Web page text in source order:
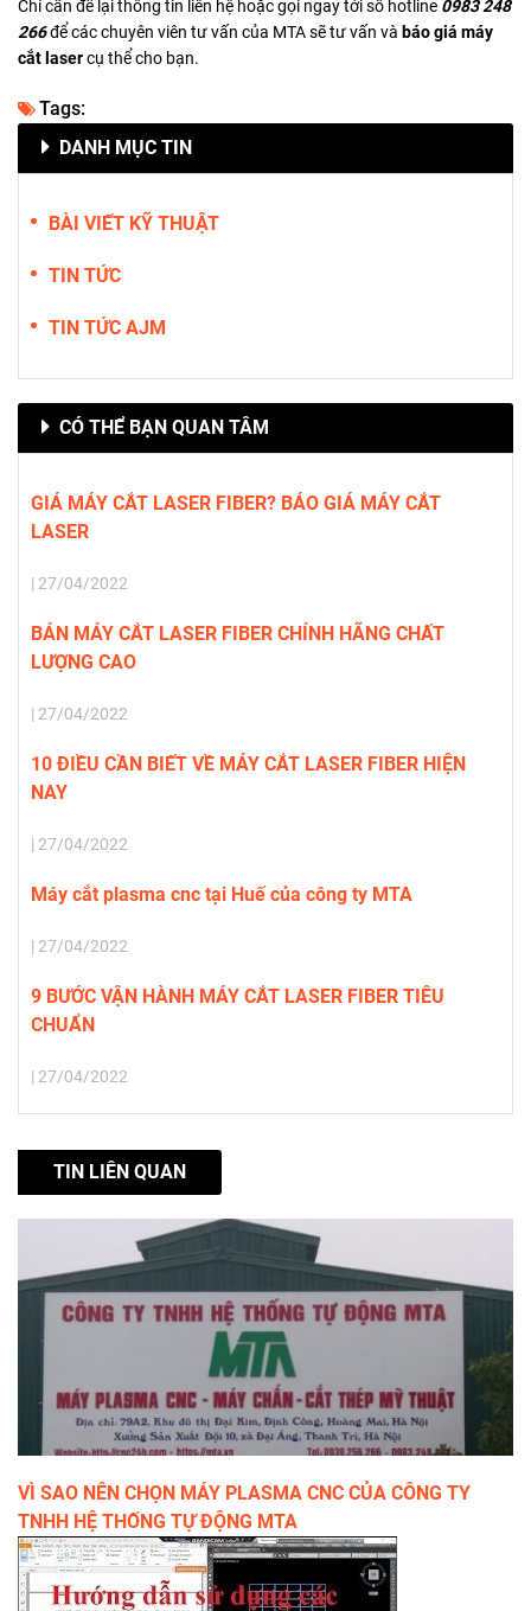
Chỉ cần để lại thông tin liên hệ hoặc gọi ngay tới số hotline 0983 248
266để các chuyên viên tư vấn của MTA sẽ tư vấn và báo giá máy
cắt lasercụ thể cho bạn.
Tags:
DANH MỤC TIN
BÀI VIẾT KỸ THUẬT
TIN TỨC
TIN TỨC AJM
CÓ THỂ BẠN QUAN TÂM
GIÁ MÁY CẮT LASER FIBER? BÁO GIÁ MÁY CẮT
LASER
| 27/04/2022
BÁN MÁY CẮT LASER FIBER CHÍNH HÃNG CHẤT
LƯỢNG CAO
| 27/04/2022
10 ĐIỀU CẦN BIẾT VỀ MÁY CẮT LASER FIBER HIỆN
NAY
| 27/04/2022
Máy cắt plasma cnc tại Huế của công ty MTA
| 27/04/2022
9 BƯỚC VẬN HÀNH MÁY CẮT LASER FIBER TIÊU
CHUẨN
| 27/04/2022
TIN LIÊN QUAN
VÌ SAO NÊN CHỌN MÁY PLASMA CNC CỦA CÔNG TY
TNHH HỆ THỐNG TỰ ĐỘNG MTA